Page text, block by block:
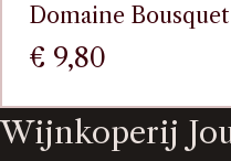
Domaine
€ 9,80
Wijnkoperij